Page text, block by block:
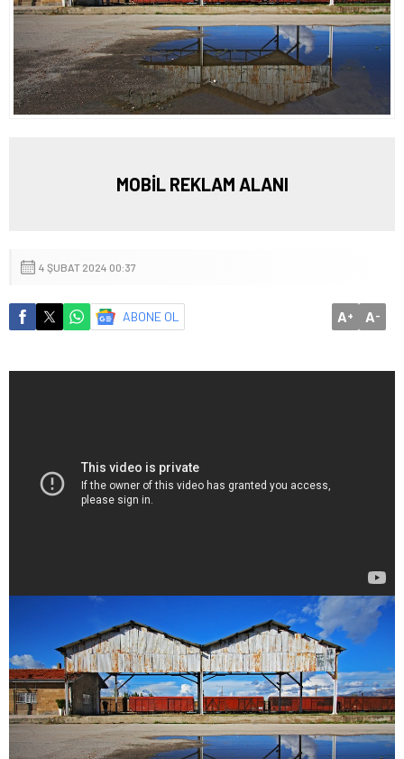
MOBİL REKLAM ALANI
4 ŞUBAT 2024 00:37
ABONE OL A+ A-